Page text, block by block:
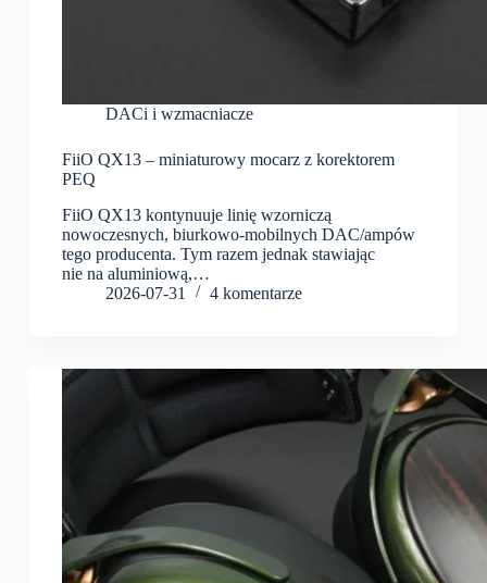
DACi i wzmacniacze
FiiO QX13 – miniaturowy mocarz z korektorem
PEQ
FiiO QX13 kontynuuje linię wzorniczą
nowoczesnych, biurkowo-mobilnych DAC/ampów
tego producenta. Tym razem jednak stawiając
nie na aluminiową,…
2026-07-31
4 komentarze